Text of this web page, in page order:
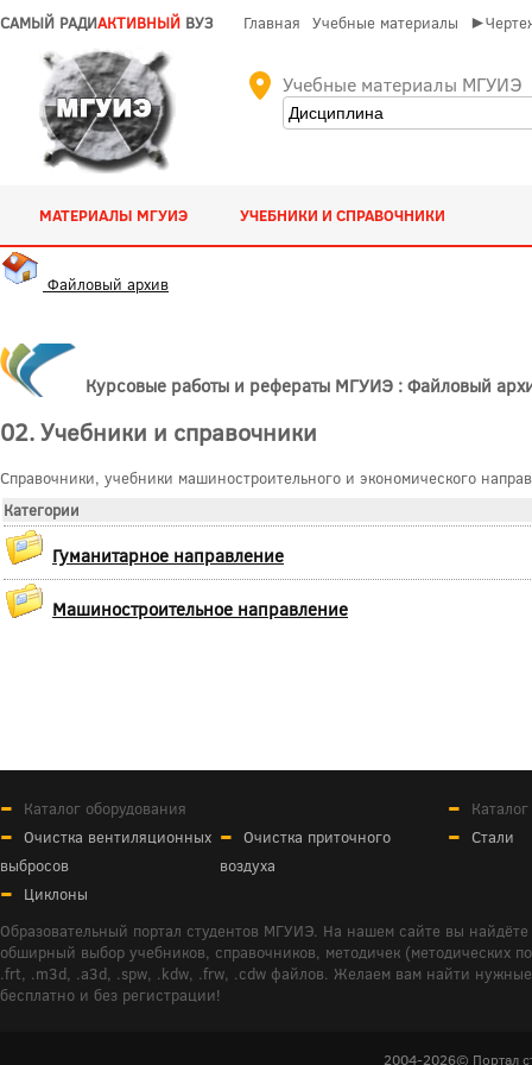
САМЫЙ РАДИАКТИВНЫЙ ВУЗ Главная Учебные материалы
Учебные материалы МГУИЭ
МАТЕРИАЛЫ МГУИЭ УЧЕБНИКИ И СПРАВОЧНИКИ
Файловый архив
Курсовые работы и рефераты МГУИЭ : Файловый
02. Учебники и справочники
Справочники, учебники машиностроительного и экономического
Категории
Гуманитарное направление
Машиностроительное направление
Каталог оборудования
Очистка вентиляционных
выбросов
Очистка приточного
воздуха
Циклоны
Стали
Образовательный портал студентов МГУИЭ. На нашем сайте вы
обширный выбор учебников, справочников, методичек (методических
.frt, .m3d, .a3d, .spw, .kdw, .frw, .cdw файлов. Желаем вам найти
бесплатно и без регистрации!
2004-2026© Портал